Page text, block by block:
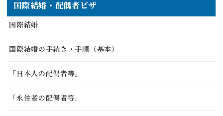
国際結婚・配偶者ビザ
国際結婚
国際結婚の手続き・手順（基本）
「日本人の配偶者等」
「永住者の配偶者等」